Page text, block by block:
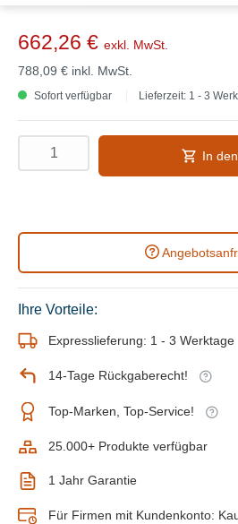
662,26 € exkl. MwSt.
788,09 € inkl. MwSt.
Sofort verfügbar Lieferzeit: 1 - 3
In
Ihre Vorteile:
Expresslieferung: 1 - 3 Werktage
14-Tage Rückgaberecht!
Top-Marken, Top-Service!
25.000+ Produkte verfügbar
1 Jahr Garantie
Für Firmen mit Kundenkonto: